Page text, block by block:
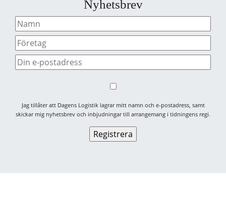
Nyhetsbrev
Jag tillåter att Dagens Logistik lagrar mitt namn och e-postadress, samt
skickar mig nyhetsbrev och inbjudningar till arrangemang i tidningens regi.